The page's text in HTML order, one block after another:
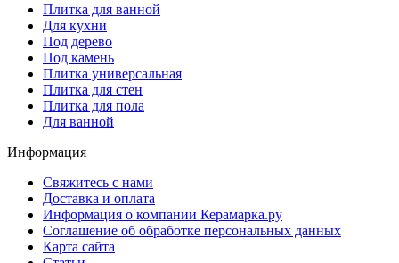
Плитка для ванной
Для кухни
Под дерево
Под камень
Плитка универсальная
Плитка для стен
Плитка для пола
Для ванной
Информация
Свяжитесь с нами
Доставка и оплата
Информация о компании Керамарка.ру
Соглашение об обработке персональных данных
Карта сайта